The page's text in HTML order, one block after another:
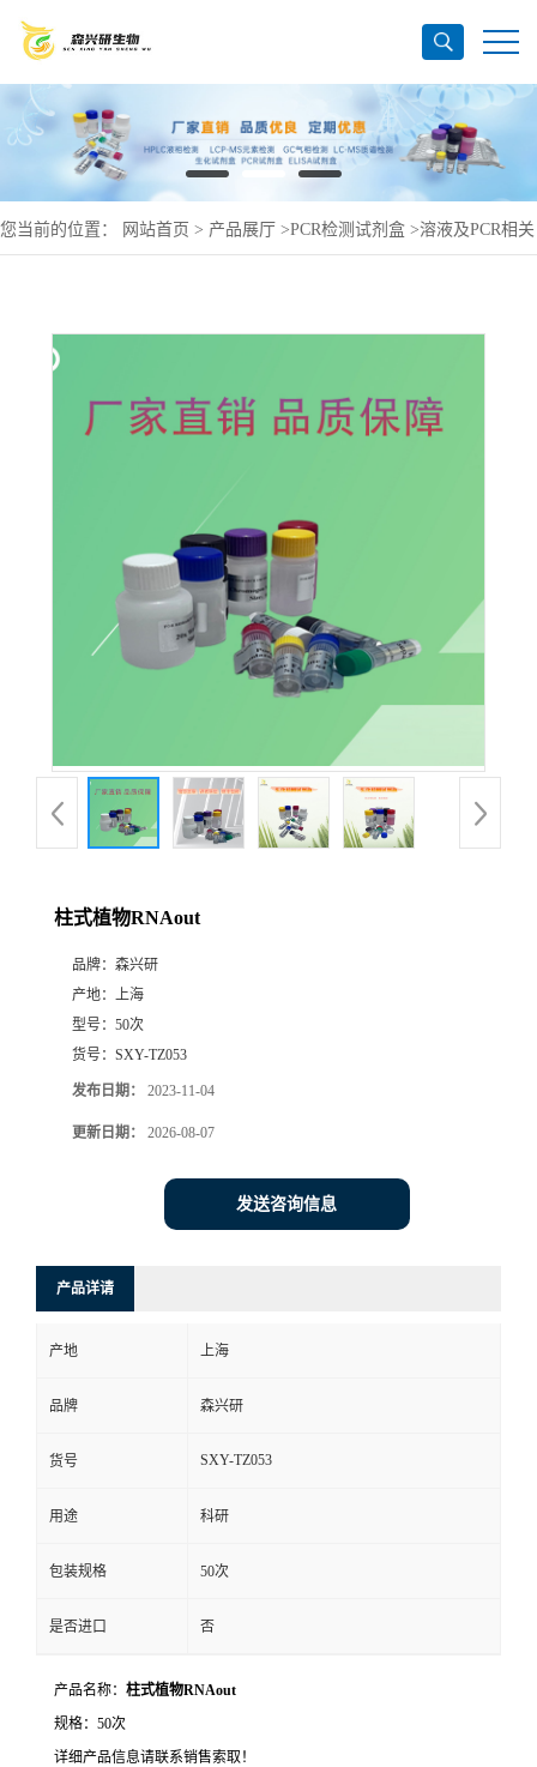
您当前的位置： 网站首页 > 产品展厅 >PCR检测试剂盒 >溶液及PCR相关
柱式植物RNAout
品牌： 森兴研
产地： 上海
型号： 50次
货号： SXY-TZ053
发布日期： 2023-11-04
更新日期： 2026-08-07
发送咨询信息
产品详请
产地 上海
品牌 森兴研
货号 SXY-TZ053
用途 科研
包装规格 50次
是否进口 否
产品名称： 柱式植物RNAout
规格：50次
详细产品信息请联系销售索取！